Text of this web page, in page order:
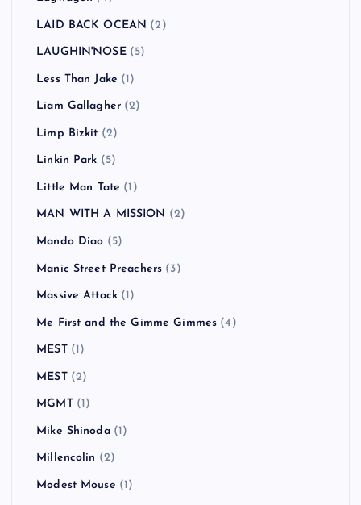
LAID BACK OCEAN (2)
LAUGHIN'NOSE(5)
Less Than Jake (1)
Liam Gallagher (2)
Limp Bizkit (2)
Linkin Park (5)
Little Man Tate (1)
MAN WITH A MISSION (2)
Mando Diao (5)
Manic Street Preachers (3)
Massive Attack (1)
Me First and the Gimme Gimmes (4)
MEST(1)
MEST(2)
MGMT(1)
Mike Shinoda(1)
Millencolin (2)
Modest Mouse (1)